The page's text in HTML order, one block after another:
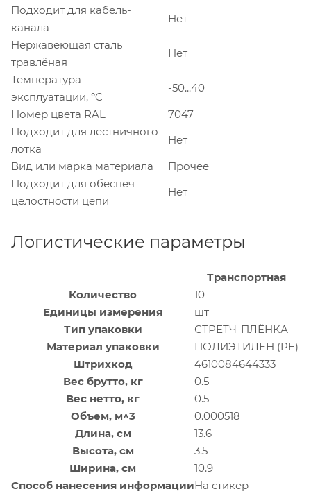
Подходит для кабель-
канала
Нет
Нержавеющая сталь
травлёная
Нет
Температура
эксплуатации, °C
-50...40
Номер цвета RAL
7047
Подходит для лестничного
лотка
Нет
Вид или марка материала
Прочее
Подходит для обеспеч
целостности цепи
Нет
Логистические параметры
Транспортная
Количество
10
Единицы измерения
шт
Тип упаковки
СТРЕТЧ-ПЛЁНКА
Материал упаковки
ПОЛИЭТИЛЕН (PE)
Штрихкод
4610084644333
Вес брутто, кг
0.5
Вес нетто, кг
0.5
Объем, м^3
0.000518
Длина, см
13.6
Высота, см
3.5
Ширина, см
10.9
Способ нанесения информацииНа стикер